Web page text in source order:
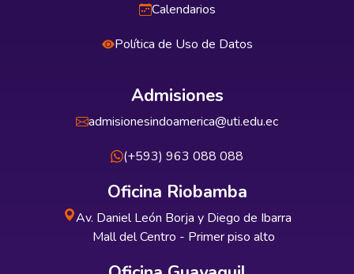
Calendarios
Política de Uso de Datos
Admisiones
admisionesindoamerica@uti.edu.ec
(+593) 963 088 088
Oficina Riobamba
Av. Daniel León Borja y Diego de Ibarra
Mall del Centro - Primer piso alto